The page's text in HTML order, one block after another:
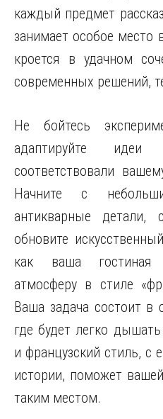
каждый предмет
занимает особое место
кроется в удачном
современных решений,
Не бойтесь
адаптируйте
соответствовали
Начните с
антикварные детали,
обновите
как ваша гостиная
атмосферу в стиле
Ваша задача состоит в
где будет легко
и французский стиль, с
истории, поможет
таким местом.